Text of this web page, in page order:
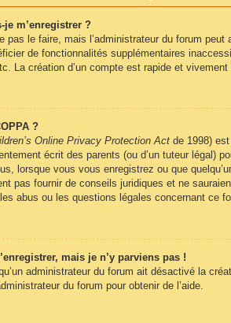
m’enregistrer ?
pas le faire, mais l’administrateur du forum
de fonctionnalités supplémentaires
La création d’un compte est rapide et vivement
?
Online Privacy Protection Act de 1998)
écrit des parents (ou d’un tuteur légal)
lorsque vous vous enregistrez ou que
pas fournir de conseils juridiques et ne
abus ou les questions légales concernant ce
mais je n’y parviens pas !
administrateur du forum ait désactivé la
du forum pour obtenir de l’aide.